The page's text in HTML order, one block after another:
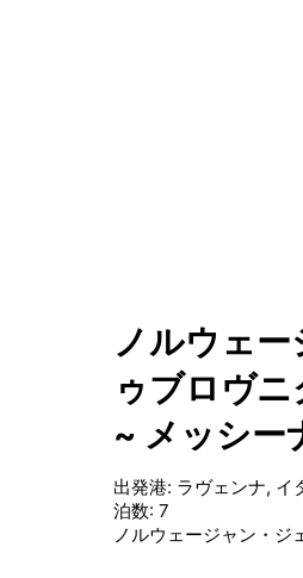
ノルウェ
ゥブロヴ
~ メッシー
出発港: ラヴェンナ, イ
泊数: 7
ノルウェージャン・ジ